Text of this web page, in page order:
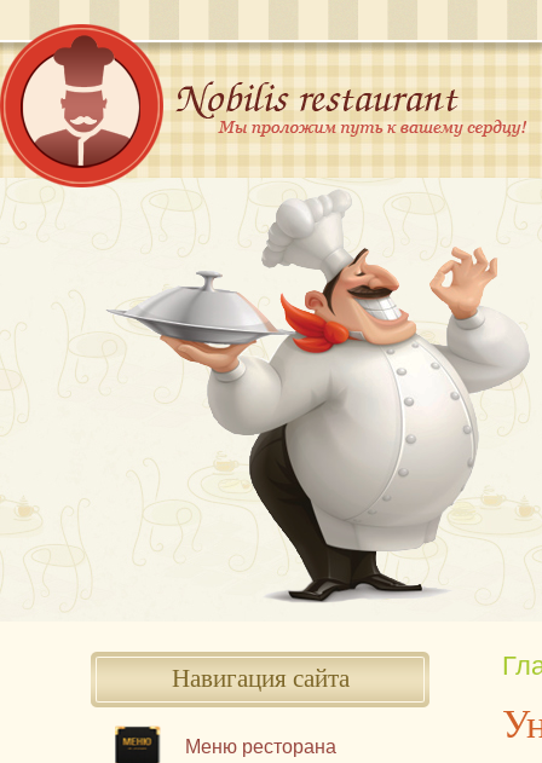
Навигация сайта
Меню ресторана